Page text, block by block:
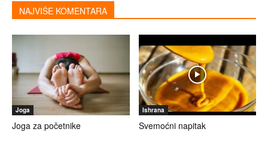
NAJVIŠE KOMENTARA
Joga
Joga za početnike
Ishrana
Svemoćni napitak